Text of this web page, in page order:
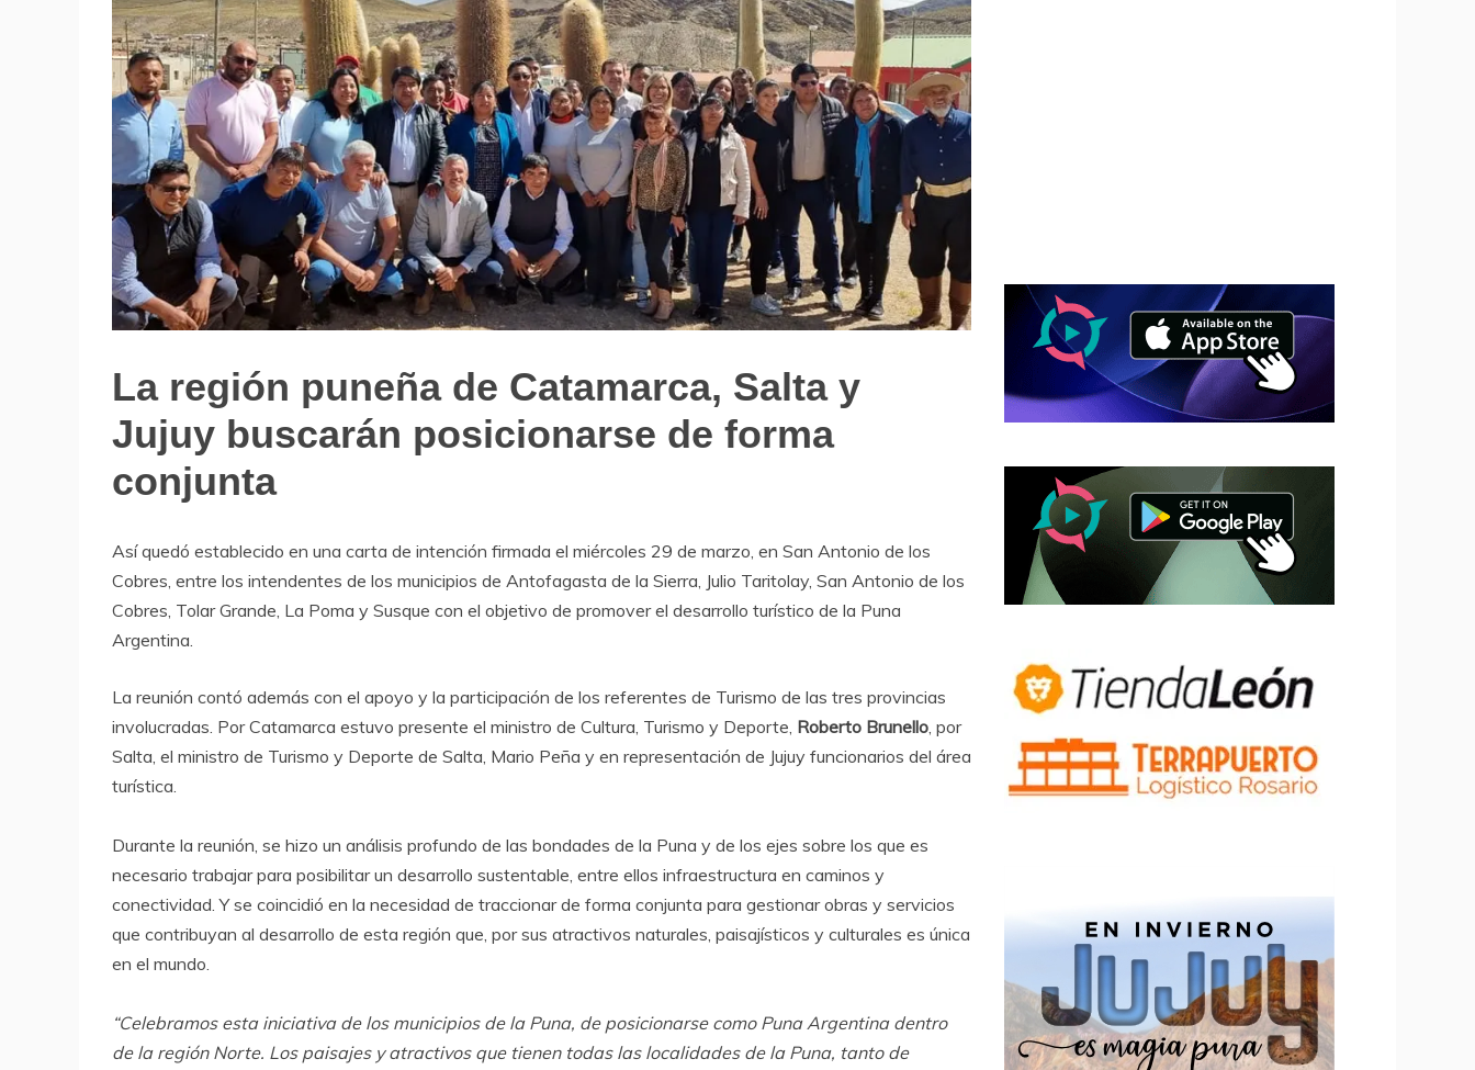
Notas
Archivo
La región puneña de Catamarca, Salta y
Jujuy buscarán posicionarse de forma
conjunta
Así quedó establecido en una carta de intención firmada el miércoles 29 de marzo, en San Antonio de los
Cobres, entre los intendentes de los municipios de Antofagasta de la Sierra, Julio Taritolay, San Antonio de los
Cobres, Tolar Grande, La Poma y Susque con el objetivo de promover el desarrollo turístico de la Puna
Argentina.
La reunión contó además con el apoyo y la participación de los referentes de Turismo de las tres provincias
involucradas. Por Catamarca estuvo presente el ministro de Cultura, Turismo y Deporte, Roberto Brunello, por
Salta, el ministro de Turismo y Deporte de Salta, Mario Peña y en representación de Jujuy funcionarios del área
turística.
Durante la reunión, se hizo un análisis profundo de las bondades de la Puna y de los ejes sobre los que es
necesario trabajar para posibilitar un desarrollo sustentable, entre ellos infraestructura en caminos y
conectividad. Y se coincidió en la necesidad de traccionar de forma conjunta para gestionar obras y servicios
que contribuyan al desarrollo de esta región que, por sus atractivos naturales, paisajísticos y culturales es única
en el mundo.
“Celebramos esta iniciativa de los municipios de la Puna, de posicionarse como Puna Argentina dentro
de la región Norte. Los paisajes y atractivos que tienen todas las localidades de la Puna, tanto de